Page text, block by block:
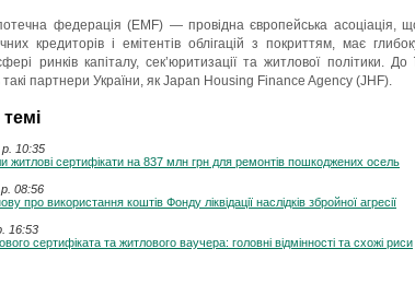
федерація (EMF) — провідна європейська асоціація,
кредиторів і емітентів облігацій з покриттям, має
ринків капіталу, сек’юритизації та житлової політики. До
такі партнери України, як Japan Housing Finance Agency (JHF).
10:35
житлові сертифікати на 837 млн грн для ремонтів пошкоджених осель
08:56
про використання коштів Фонду ліквідації наслідків збройної агресії
16:53
сертифіката та житлового ваучера: головні відмінності та схожі риси